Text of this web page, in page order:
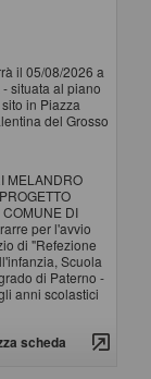
il 05/08/2026 a
situata al piano
in Piazza
del Grosso
MELANDRO
DI
per l'avvio
di "Refezione
Scuola
di Paterno -
anni scolastici
scheda